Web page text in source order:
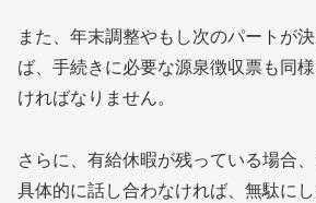
また、年末調整やもし次のパートが
ば、手続きに必要な源泉徴収票も同
ければなりません。
さらに、有給休暇が残っている場合
具体的に話し合わなければ、無駄に